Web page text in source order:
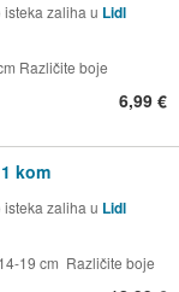
zaliha u Lidl
Različite boje
6,99 €
kom
zaliha u Lidl
19 cm Različite boje